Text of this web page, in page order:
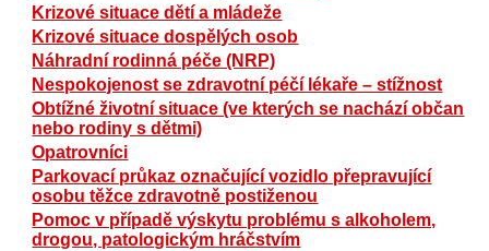
Krizové situace dětí a mládeže
Krizové situace dospělých osob
Náhradní rodinná péče (NRP)
Nespokojenost se zdravotní péčí lékaře – stížnost
Obtížné životní situace (ve kterých se nachází občan
nebo rodiny s dětmi)
Opatrovníci
Parkovací průkaz označující vozidlo přepravující
osobu těžce zdravotně postiženou
Pomoc v případě výskytu problému s alkoholem,
drogou, patologickým hráčstvím